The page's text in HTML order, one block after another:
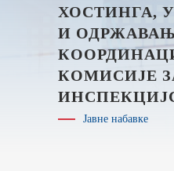
ХОСТИНГА,
И
КОМИСИЈЕ
Јавне набавке